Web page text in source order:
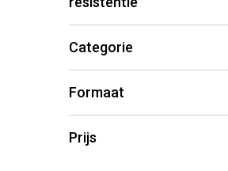
Categorie
Formaat
Prijs